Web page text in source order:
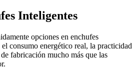
Inteligentes
opciones en enchufes
consumo energético real, la practicidad
fabricación mucho más que las